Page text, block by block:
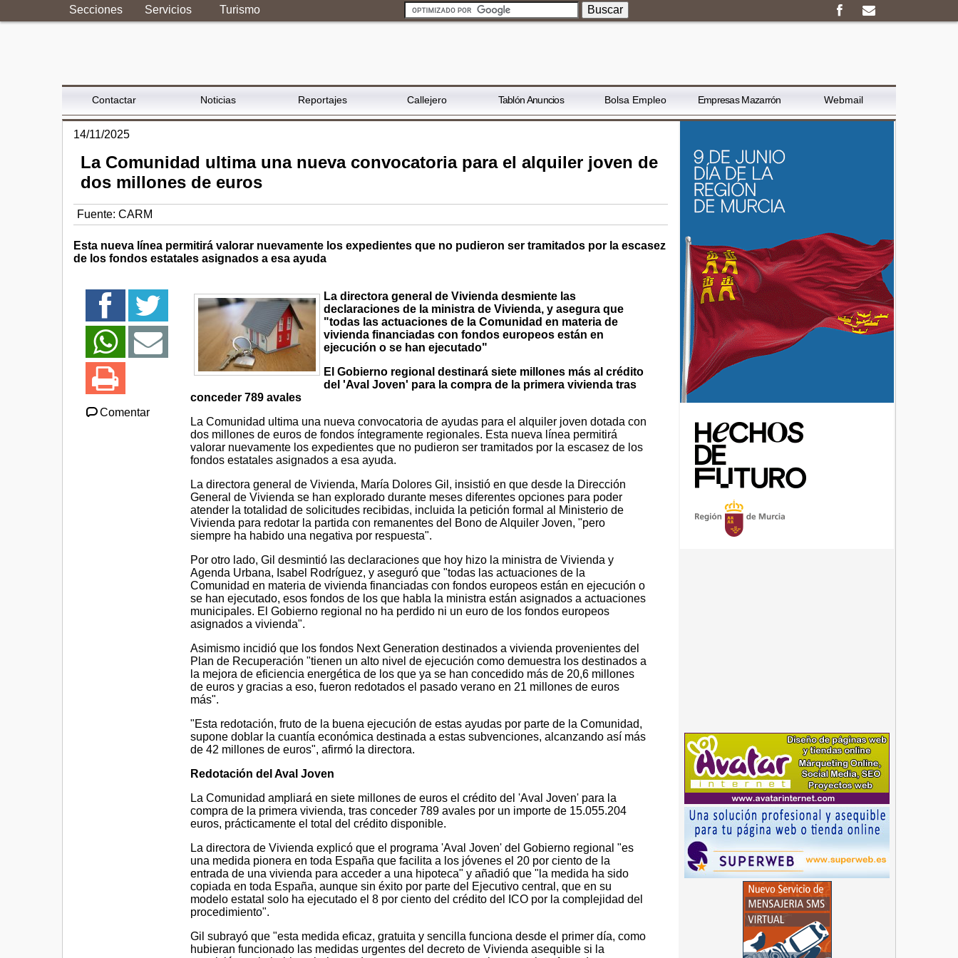
Secciones Servicios Turismo
Contactar Noticias Reportajes Callejero Tablón Anuncios Bolsa Empleo Empresas Mazarrón Webmail
14/11/2025
La Comunidad ultima una nueva convocatoria para el alquiler joven de
dos millones de euros
Fuente: CARM
Esta nueva línea permitirá valorar nuevamente los expedientes que no pudieron ser tramitados por la escasez
de los fondos estatales asignados a esa ayuda
Comentar
La directora general de Vivienda desmiente las
declaraciones de la ministra de Vivienda, y asegura que
"todas las actuaciones de la Comunidad en materia de
vivienda financiadas con fondos europeos están en
ejecución o se han ejecutado"
El Gobierno regional destinará siete millones más al crédito
del 'Aval Joven' para la compra de la primera vivienda tras
conceder 789 avales
La Comunidad ultima una nueva convocatoria de ayudas para el alquiler joven dotada con
dos millones de euros de fondos íntegramente regionales. Esta nueva línea permitirá
valorar nuevamente los expedientes que no pudieron ser tramitados por la escasez de los
fondos estatales asignados a esa ayuda.
La directora general de Vivienda, María Dolores Gil, insistió en que desde la Dirección
General de Vivienda se han explorado durante meses diferentes opciones para poder
atender la totalidad de solicitudes recibidas, incluida la petición formal al Ministerio de
Vivienda para redotar la partida con remanentes del Bono de Alquiler Joven, "pero
siempre ha habido una negativa por respuesta".
Por otro lado, Gil desmintió las declaraciones que hoy hizo la ministra de Vivienda y
Agenda Urbana, Isabel Rodríguez, y aseguró que "todas las actuaciones de la
Comunidad en materia de vivienda financiadas con fondos europeos están en ejecución o
se han ejecutado, esos fondos de los que habla la ministra están asignados a actuaciones
municipales. El Gobierno regional no ha perdido ni un euro de los fondos europeos
asignados a vivienda".
Asimismo incidió que los fondos Next Generation destinados a vivienda provenientes del
Plan de Recuperación "tienen un alto nivel de ejecución como demuestra los destinados a
la mejora de eficiencia energética de los que ya se han concedido más de 20,6 millones
de euros y gracias a eso, fueron redotados el pasado verano en 21 millones de euros
más".
"Esta redotación, fruto de la buena ejecución de estas ayudas por parte de la Comunidad,
supone doblar la cuantía económica destinada a estas subvenciones, alcanzando así más
de 42 millones de euros", afirmó la directora.
Redotación del Aval Joven
La Comunidad ampliará en siete millones de euros el crédito del 'Aval Joven' para la
compra de la primera vivienda, tras conceder 789 avales por un importe de 15.055.204
euros, prácticamente el total del crédito disponible.
La directora de Vivienda explicó que el programa 'Aval Joven' del Gobierno regional "es
una medida pionera en toda España que facilita a los jóvenes el 20 por ciento de la
entrada de una vivienda para acceder a una hipoteca" y añadió que "la medida ha sido
copiada en toda España, aunque sin éxito por parte del Ejecutivo central, que en su
modelo estatal solo ha ejecutado el 8 por ciento del crédito del ICO por la complejidad del
procedimiento".
Gil subrayó que "esta medida eficaz, gratuita y sencilla funciona desde el primer día, como
hubieran funcionado las medidas urgentes del decreto de Vivienda asequible si la